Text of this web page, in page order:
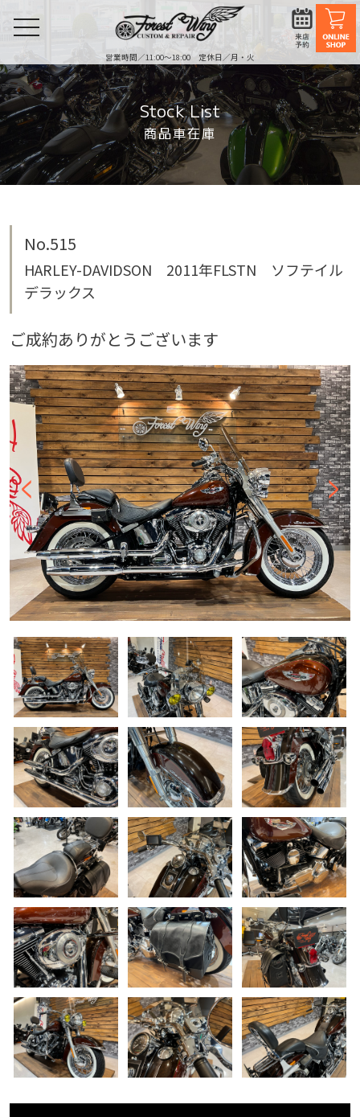
営業時間／11:00〜18:00 定休日／月・火
toggle
navigation
Stock List
商品車在庫
No.515
HARLEY-DAVIDSON 2011年FLSTN ソフテイル
デラックス
ご成約ありがとうございます